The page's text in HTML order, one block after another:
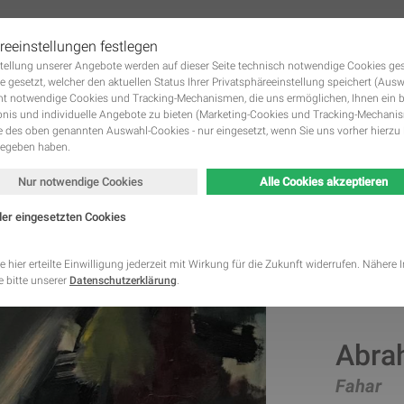
Navigation
überspringen
GALERIE DIE KÜNSTLER KUNST MIETEN UND KUNST
Fahar
festlegen
unserer Angebote werden auf dieser Seite technisch notwendige Cookies
gesetzt, welcher den aktuellen Status Ihrer Privatsphäreeinstellung speichert
notwendige Cookies und Tracking-Mechanismen, die uns ermöglichen, Ihnen ein
und individuelle Angebote zu bieten (Marketing-Cookies und Tracking-
des oben genannten Auswahl-Cookies - nur eingesetzt, wenn Sie uns vorher hierzu
haben.
Nur notwendige Cookies Alle Cookies akzeptieren
eingesetzten Cookies
Notwendig
This cookie is native to PHP applications. The
store and identify a users' unique session ID for the
managing user session on the website. The cookie
Statistik
This cookie is used by Google Analytics to
interaction with the website.
Statistik
This cookie is installed by Google Analytics. The
to calculate visitor, session, campaign data and
site usage for the site's analytics report. The
information anonymously and assign a randomly
hier erteilte Einwilligung jederzeit mit Wirkung für die Zukunft widerrufen. Nähere
bitte unserer Datenschutzerklärung.